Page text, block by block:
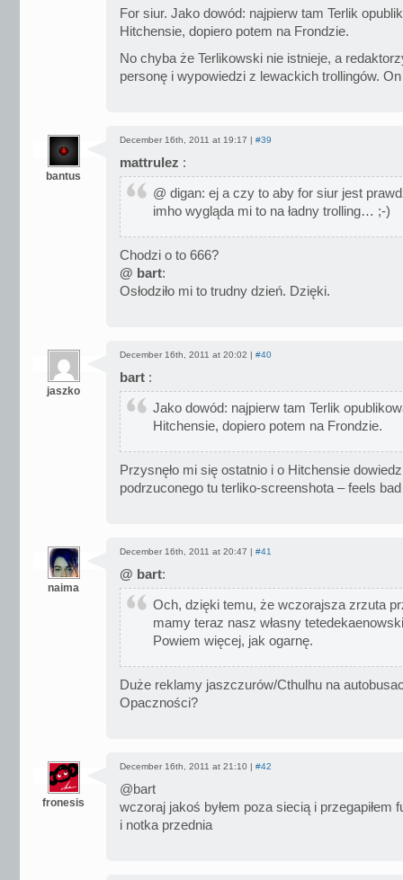
For siur. Jako dowód: najpierw tam Terlik
Hitchensie, dopiero potem na Frondzie.
No chyba że Terlikowski nie istnieje, a
personę i wypowiedzi z lewackich trollingów.
bantus
December 16th, 2011 at 19:17 | #39
mattrulez :
@ digan: ej a czy to aby for siur jest
imho wygląda mi to na ładny trolling… ;-)
Chodzi o to 666?
@ bart:
Osłodziło mi to trudny dzień. Dzięki.
jaszko
December 16th, 2011 at 20:02 | #40
bart :
Jako dowód: najpierw tam Terlik
Hitchensie, dopiero potem na Frondzie.
Przysnęło mi się ostatnio i o Hitchensie
podrzuconego tu terliko-screenshota – feels
naima
December 16th, 2011 at 20:47 | #41
@ bart:
Och, dzięki temu, że wczorajsza zrzuta
mamy teraz nasz własny
Powiem więcej, jak ogarnę.
Duże reklamy jaszczurów/Cthulhu na
Opaczności?
fronesis
December 16th, 2011 at 21:10 | #42
@bart
wczoraj jakoś byłem poza siecią i przegapiłem
i notka przednia